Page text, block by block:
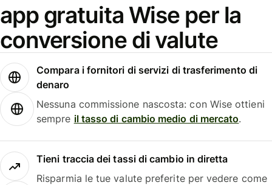
app gratuita Wise per la
conversione di valute
Compara i fornitori di servizi di trasferimento di
denaro
Nessuna commissione nascosta: con Wise ottieni
sempre il tasso di cambio medio di mercato.
Tieni traccia dei tassi di cambio in diretta
Risparmia le tue valute preferite per vedere come